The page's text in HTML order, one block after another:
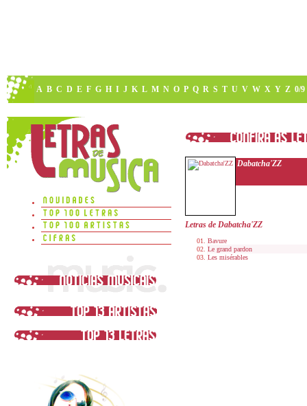
A B C D E F G H I J K L M N O P Q R S T U V W X Y Z 0/9
Dabatcha'ZZ
Letras de Dabatcha'ZZ
Bavure
Le grand pardon
Les misérables